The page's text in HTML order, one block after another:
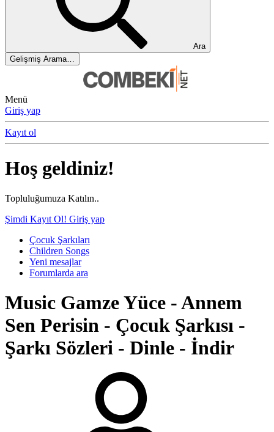
Ara
Gelişmiş Arama…
Menü
Giriş yap
Kayıt ol
Hoş geldiniz!
Topluluğumuza Katılın..
Şimdi Kayıt Ol! Giriş yap
Çocuk Şarkıları
Children Songs
Yeni mesajlar
Forumlarda ara
Music Gamze Yüce - Annem
Sen Perisin - Çocuk Şarkısı -
Şarkı Sözleri - Dinle - İndir